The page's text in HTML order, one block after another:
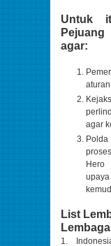
Untuk
agar:
agar
Hero
List
1.